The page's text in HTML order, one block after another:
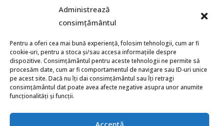
Administrează
consimțământul
Pentru a oferi cea mai bună experiență, folosim tehnologii, cum ar fi
cookie-uri, pentru a stoca și/sau accesa informațiile despre
dispozitive. Consimțământul pentru aceste tehnologii ne permite să
procesăm date, cum ar fi comportamentul de navigare sau ID-uri unice
pe acest site. Dacă nu îți dai consimțământul sau îți retragi
consimțământul dat poate avea afecte negative asupra unor anumite
funcționalități și funcții.
Acceptă
Facebook